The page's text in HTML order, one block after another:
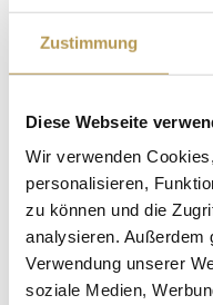
Zustimmung
Diese Webseite
Wir verwenden
personalisieren,
zu können und die
analysieren. Außerdem
Verwendung unserer
soziale Medien,
Samstagabend 3-
Restaurant „Auf
SonntagabendLIVE-
Abendessen im
Nutzung Wellness –
Bademantel und
Aufenthaltes
Kostenfreies
Kostenfreier PKW-